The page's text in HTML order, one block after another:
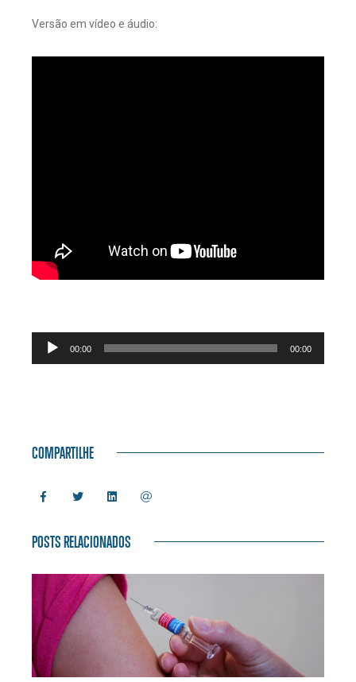
Versão em vídeo e áudio:
Tocador
00:00 00:00
COMPARTILHE
POSTS RELACIONADOS